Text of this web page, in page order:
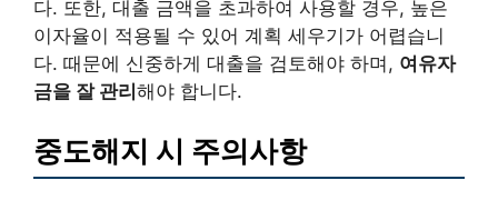
다. 또한, 대출 금액을 초과하여 사용할 경우, 높은
이자율이 적용될 수 있어 계획 세우기가 어렵습니
다. 때문에 신중하게 대출을 검토해야 하며, 여유자
금을 잘 관리 해야 합니다.
중도해지 시 주의사항